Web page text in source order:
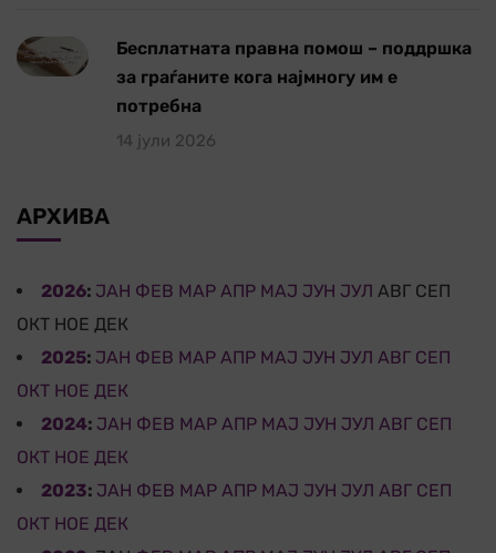
Бесплатната правна помош – поддршка
за граѓаните кога најмногу им е
потребна
14 јули 2026
АРХИВА
2026: ЈАН ФЕВ МАР АПР МАЈ ЈУН ЈУЛ АВГ СЕП
ОКТ НОЕ ДЕК
2025: ЈАН ФЕВ МАР АПР МАЈ ЈУН ЈУЛ АВГ СЕП
ОКТ НОЕ ДЕК
2024: ЈАН ФЕВ МАР АПР МАЈ ЈУН ЈУЛ АВГ СЕП
ОКТ НОЕ ДЕК
2023: ЈАН ФЕВ МАР АПР МАЈ ЈУН ЈУЛ АВГ СЕП
ОКТ НОЕ ДЕК